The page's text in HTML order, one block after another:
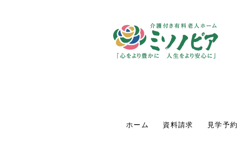
ホーム 資料請求 見学予約